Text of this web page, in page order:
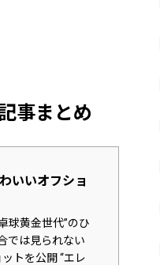
事まとめ
いいオフショ
球黄金世代”のひ
では見られない
トを公開 “エレ